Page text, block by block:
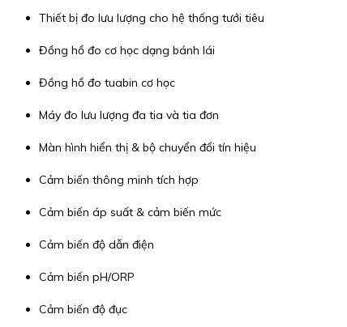
Thiết bị đo lưu lượng cho hệ thống tưới tiêu
Đồng hồ đo cơ học dạng bánh lái
Đồng hồ đo tuabin cơ học
Máy đo lưu lượng đa tia và tia đơn
Màn hình hiển thị & bộ chuyển đổi tín hiệu
Cảm biến thông minh tích hợp
Cảm biến áp suất & cảm biến mức
Cảm biến độ dẫn điện
Cảm biến pH/ORP
Cảm biến độ đục